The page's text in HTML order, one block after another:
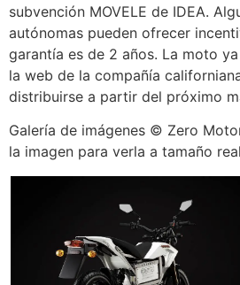
subvención MOVELE de IDEA.
autónomas pueden ofrecer
garantía es de 2 años. La moto
la web de la compañía
distribuirse a partir del próximo
Galería de imágenes © Zero
la imagen para verla a tamaño